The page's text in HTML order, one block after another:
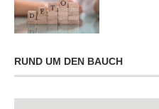
RUND UM DEN BAUCH